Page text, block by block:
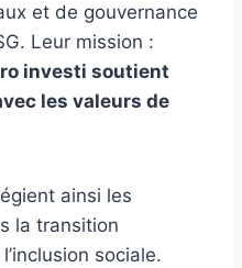
et de gouvernance
Leur mission :
investi soutient
les valeurs de
ainsi les
la transition
sociale.